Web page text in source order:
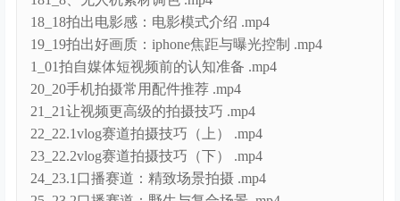
19_19拍出好画质：iphone焦距与曝光控制 .mp4
1_01拍自媒体短视频前的认知准备 .mp4
20_20手机拍摄常用配件推荐 .mp4
21_21让视频更高级的拍摄技巧 .mp4
22_22.1vlog赛道拍摄技巧（上） .mp4
23_22.2vlog赛道拍摄技巧（下） .mp4
24_23.1口播赛道：精致场景拍摄 .mp4
25_23.2口播赛道：野生与复合场景 .mp4
26_24.1相机稳定器调平云学习 .mp4